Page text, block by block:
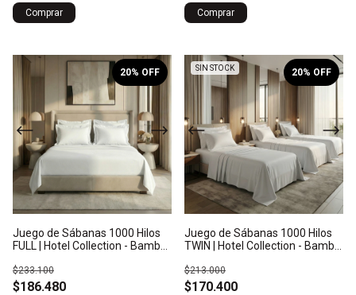
Comprar Comprar
1/6
Juego de Sábanas 1000 Hilos
FULL | Hotel Collection - Bambú
$186.480
$233.100
20% OFF 1/6
SIN STOCK
Juego de Sábanas 1000 Hilos
TWIN | Hotel Collection - Bambú
$170.400
$213.000
20% OFF